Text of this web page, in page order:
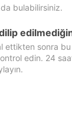
bulabilirsiniz.
sonra
edin. 24